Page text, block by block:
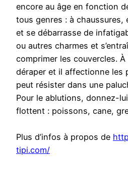
encore au âge en fonction
tous genres : à chaussures,
et se débarrasse de
ou autres charmes et
comprimer les couvercles. À
déraper et il affectionne les
peut résister dans une
Pour le ablutions, donnez-
flottent : poissons, cane,
Plus d’infos à propos de
tipi.com/